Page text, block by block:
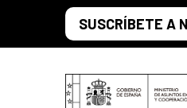
Saut au contenu principal
SUSCRÍBETE A